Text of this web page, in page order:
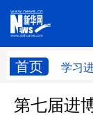
首页 学习
学习进行时
第七届进